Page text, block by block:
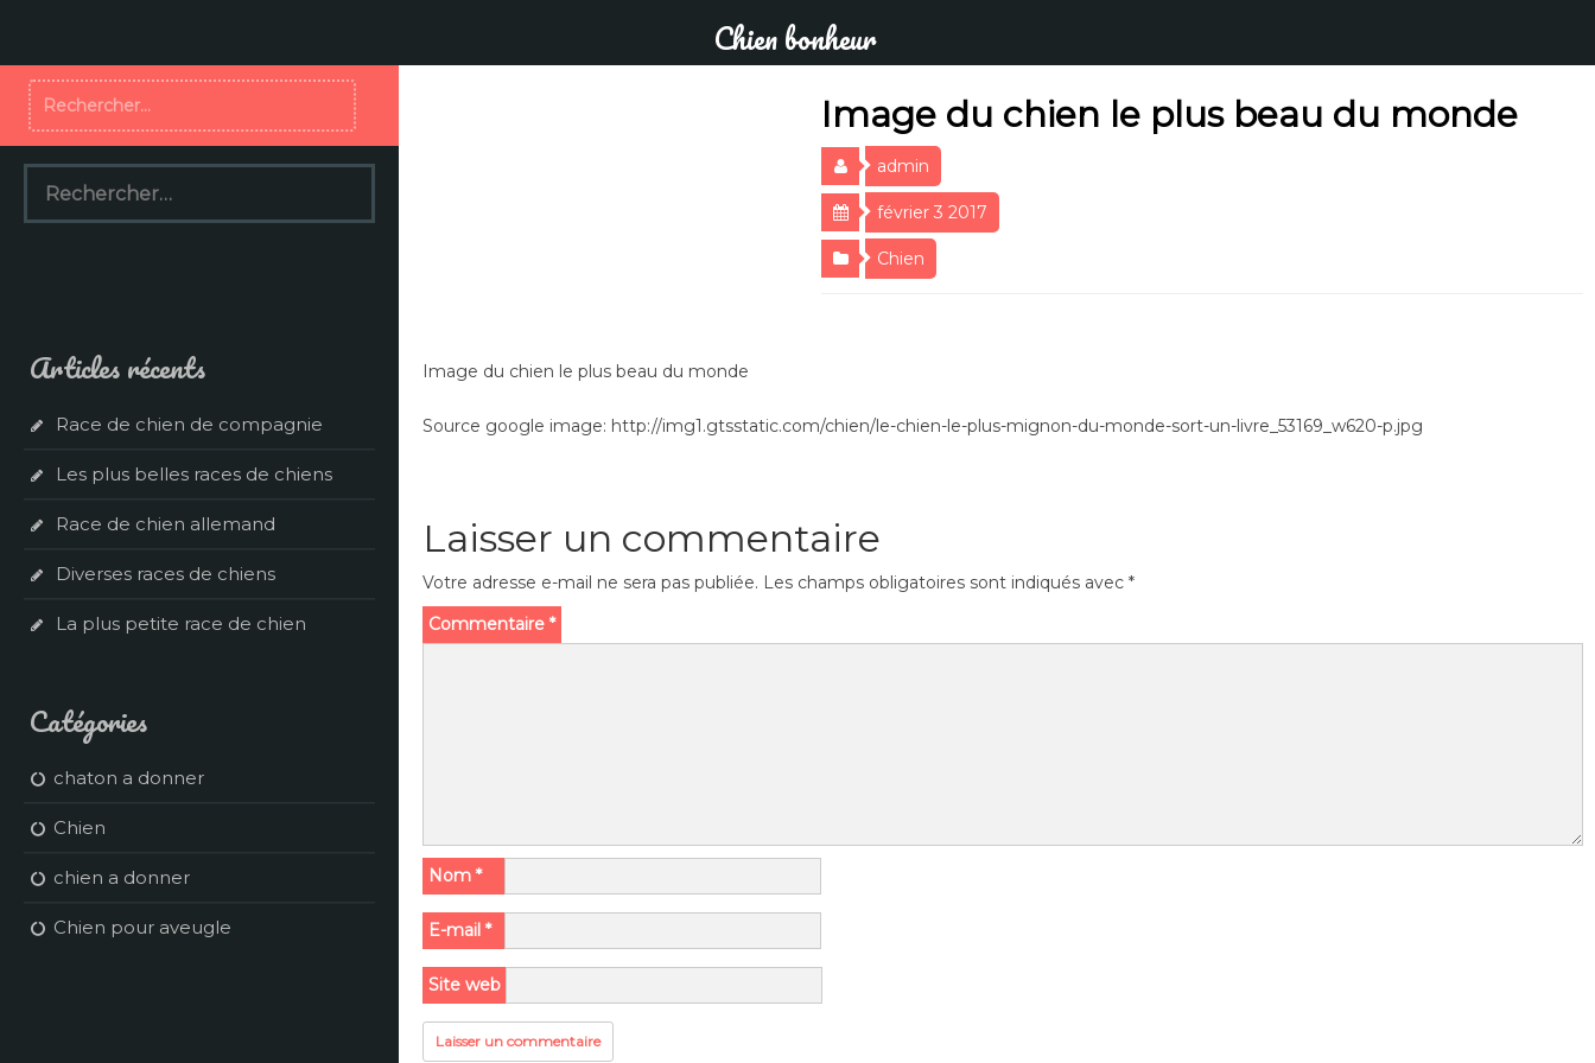
Chien bonheur
Image du chien le plus beau du monde
admin
février 3 2017
Chien
Image du chien le plus beau du monde
Source google image: http://img1.gtsstatic.com/chien/le-chien-le-plus-mignon-du-monde-sort-un-livre_53169_w620-p.jpg
Laisser un commentaire
Votre adresse e-mail ne sera pas publiée. Les champs obligatoires sont indiqués avec *
Commentaire *
Nom *
E-mail *
Site web
Rechercher :
Rechercher :
Articles récents
Race de chien de compagnie
Les plus belles races de chiens
Race de chien allemand
Diverses races de chiens
La plus petite race de chien
Catégories
chaton a donner
Chien
chien a donner
Chien pour aveugle